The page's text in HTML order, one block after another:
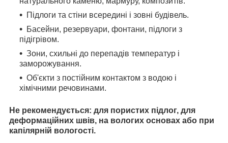
Підлоги та стіни всередині і зовні будівель.
Басейни, резервуари, фонтани, підлоги з
підігрівом.
Зони, схильні до перепадів температур і
заморожування.
Об'єкти з постійним контактом з водою і
хімічними речовинами.
Не рекомендується: для пористих підлог, для
деформаційних швів, на вологих основах або при
капілярній вологості.